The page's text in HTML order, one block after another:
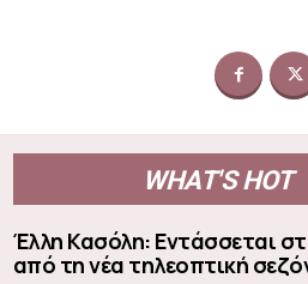
WHAT'S HOT
Έλλη Κασόλη: Εντάσσεται
από τη νέα τηλεοπτική